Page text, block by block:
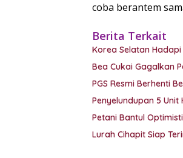
coba berantem
Berita Terkait
Korea Selatan Hadapi
Bea Cukai Gagalkan
PGS Resmi Berhenti
Penyelundupan 5
Petani Bantul
Lurah Cihapit Siap